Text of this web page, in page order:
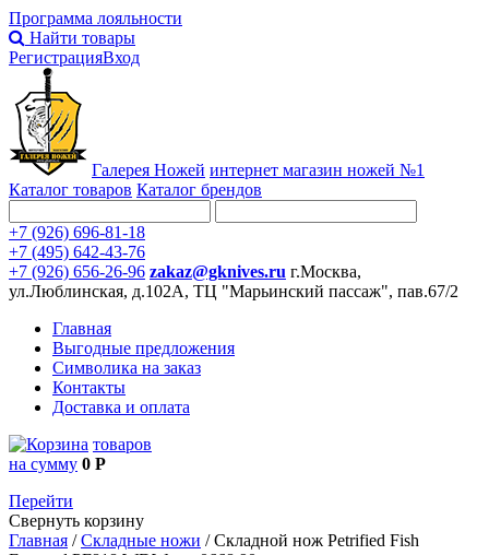
Программа лояльности
Найти товары
РегистрацияВход
Галерея Ножей интернет магазин ножей №1
Каталог товаров Каталог брендов
+7 (926) 696-81-18
+7 (495) 642-43-76
+7 (926) 656-26-96 zakaz@gknives.ru г.Москва,
ул.Люблинская, д.102А, ТЦ "Марьинский пассаж", пав.67/2
Главная
Выгодные предложения
Символика на заказ
Контакты
Доставка и оплата
товаров
на сумму 0 Р
Перейти
Свернуть корзину
Главная /Складные ножи /Складной нож Petrified Fish